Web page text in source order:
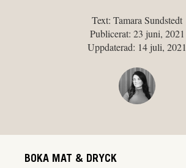
Text: Tamara Sundstedt
Publicerat: 23 juni, 2021
Uppdaterad: 14 juli, 2021
BOKA MAT & DRYCK